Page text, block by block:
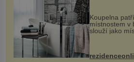
Koupelna
místnostem v
slouží jako
odpočinek.
ručníky,
mohou jako
proutku...